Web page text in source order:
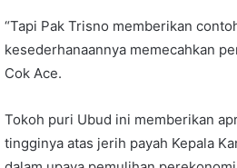
“Tapi Pak Trisno memberikan
kesederhanaannya memecahkan
Cok Ace.
Tokoh puri Ubud ini memberikan
tingginya atas jerih payah Kepala